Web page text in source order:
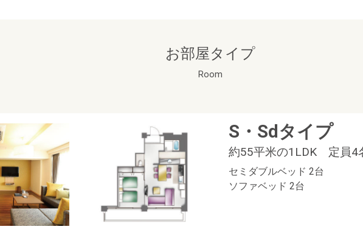
お部屋タイプ
Room
S・Sdタイプ
約55平米の1LDK 定員4
セミダブルベッド 2台
ソファベッド 2台